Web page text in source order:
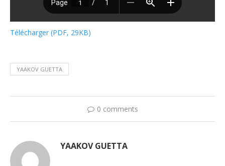
Télécharger (PDF, 29KB)
YAAKOV GUETTA
0 comments
YAAKOV GUETTA